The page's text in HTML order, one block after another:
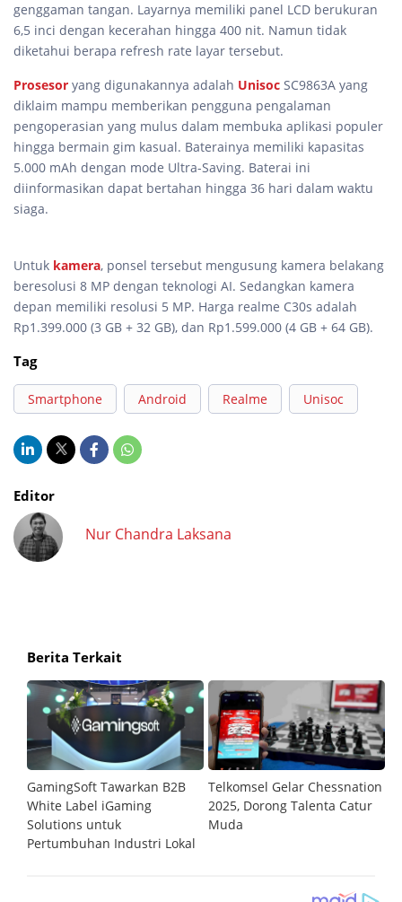
genggaman tangan. Layarnya memiliki panel LCD berukuran
6,5 inci dengan kecerahan hingga 400 nit. Namun tidak
diketahui berapa refresh rate layar tersebut.
Prosesor yang digunakannya adalah Unisoc SC9863A yang
diklaim mampu memberikan pengguna pengalaman
pengoperasian yang mulus dalam membuka aplikasi populer
hingga bermain gim kasual. Baterainya memiliki kapasitas
5.000 mAh dengan mode Ultra-Saving. Baterai ini
diinformasikan dapat bertahan hingga 36 hari dalam waktu
siaga.
Untuk kamera, ponsel tersebut mengusung kamera belakang
beresolusi 8 MP dengan teknologi AI. Sedangkan kamera
depan memiliki resolusi 5 MP. Harga realme C30s adalah
Rp1.399.000 (3 GB + 32 GB), dan Rp1.599.000 (4 GB + 64 GB).
Tag
Smartphone Android Realme Unisoc
Editor
Nur Chandra Laksana
Berita Terkait
GamingSoft Tawarkan B2B
White Label iGaming
Solutions untuk
Pertumbuhan Industri Lokal
Telkomsel Gelar Chessnation
2025, Dorong Talenta Catur
Muda